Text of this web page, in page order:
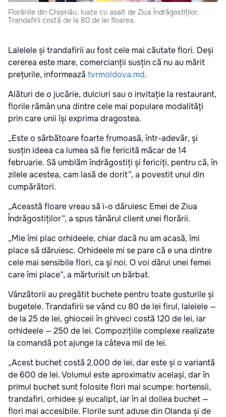
Florăriile din Chișinău, luate cu asalt de Ziua Îndrăgostiților:
Trandafirii costă de la 80 de lei floarea.
Lalelele și trandafirii au fost cele mai căutate flori. Deși
cererea este mare, comercianții susțin că nu au mărit
prețurile, informează tvrmoldova.md.
Alături de o jucărie, dulciuri sau o invitație la restaurant,
florile rămân una dintre cele mai populare modalități
prin care unii își exprima dragostea.
„Este o sărbătoare foarte frumoasă, într-adevăr, și
susțin ideea ca lumea să fie fericită măcar de 14
februarie. Să umblăm îndrăgostiți și fericiți, pentru că, în
zilele acestea, cam lasă de dorit”, a povestit unul din
cumpărători.
„Această floare vreau să i-o dăruiesc Emei de Ziua
Îndrăgostiților”, a spus tânărul client unei florării.
„Mie îmi plac orhideele, chiar dacă nu am acasă, îmi
place să dăruiesc. Orhideele mi se pare că e una dintre
cele mai sensibile flori, ca şi noi. O voi dărui unei femei
care îmi place”, a mărturisit un bărbat.
Vânzătorii au pregătit buchete pentru toate gusturile și
bugetele. Trandafirii se vând cu 80 de lei firul, lalelele —
de la 25 de lei, ghioceii în ghiveci costă 120 de lei, iar
orhideele — 250 de lei. Compozițiile complexe realizate
la comandă pot ajunge la câteva mii de lei.
„Acest buchet costă 2.000 de lei, dar este și o variantă
de 600 de lei. Volumul este aproximativ același, dar în
primul buchet sunt folosite flori mai scumpe: hortensii,
trandafiri, orhidee și eucalipt, iar în al doilea buchet —
flori mai accesibile. Florile sunt aduse din Olanda și de